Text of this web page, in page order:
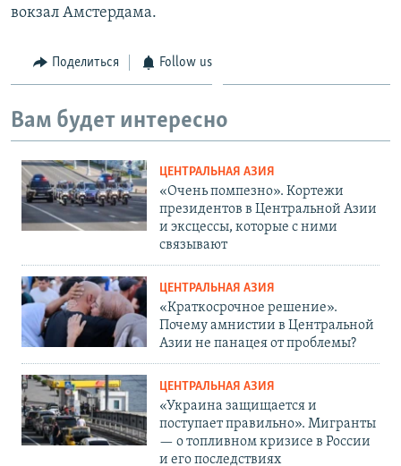
вокзал Амстердама.
Поделиться Follow us
Вам будет интересно
ЦЕНТРАЛЬНАЯ АЗИЯ
«Очень помпезно». Кортежи
президентов в Центральной Азии
и эксцессы, которые с ними
связывают
ЦЕНТРАЛЬНАЯ АЗИЯ
«Краткосрочное решение».
Почему амнистии в Центральной
Азии не панацея от проблемы?
ЦЕНТРАЛЬНАЯ АЗИЯ
«Украина защищается и
поступает правильно». Мигранты
— о топливном кризисе в России
и его последствиях